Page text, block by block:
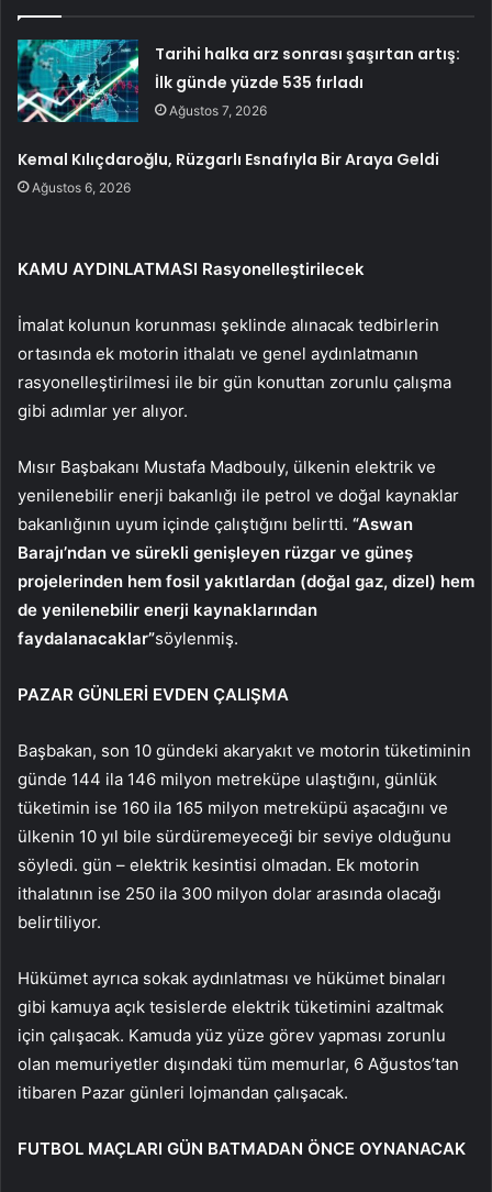
Tarihi halka arz sonrası şaşırtan artış:
İlk günde yüzde 535 fırladı
Ağustos 7, 2026
Kemal Kılıçdaroğlu, Rüzgarlı Esnafıyla Bir Araya Geldi
Ağustos 6, 2026
KAMU AYDINLATMASI Rasyonelleştirilecek
İmalat kolunun korunması şeklinde alınacak tedbirlerin
ortasında ek motorin ithalatı ve genel aydınlatmanın
rasyonelleştirilmesi ile bir gün konuttan zorunlu çalışma
gibi adımlar yer alıyor.
Mısır Başbakanı Mustafa Madbouly, ülkenin elektrik ve
yenilenebilir enerji bakanlığı ile petrol ve doğal kaynaklar
bakanlığının uyum içinde çalıştığını belirtti. “Aswan
Barajı’ndan ve sürekli genişleyen rüzgar ve güneş
projelerinden hem fosil yakıtlardan (doğal gaz, dizel) hem
de yenilenebilir enerji kaynaklarından
faydalanacaklar”söylenmiş.
PAZAR GÜNLERİ EVDEN ÇALIŞMA
Başbakan, son 10 gündeki akaryakıt ve motorin tüketiminin
günde 144 ila 146 milyon metreküpe ulaştığını, günlük
tüketimin ise 160 ila 165 milyon metreküpü aşacağını ve
ülkenin 10 yıl bile sürdüremeyeceği bir seviye olduğunu
söyledi. gün – elektrik kesintisi olmadan. Ek motorin
ithalatının ise 250 ila 300 milyon dolar arasında olacağı
belirtiliyor.
Hükümet ayrıca sokak aydınlatması ve hükümet binaları
gibi kamuya açık tesislerde elektrik tüketimini azaltmak
için çalışacak. Kamuda yüz yüze görev yapması zorunlu
olan memuriyetler dışındaki tüm memurlar, 6 Ağustos’tan
itibaren Pazar günleri lojmandan çalışacak.
FUTBOL MAÇLARI GÜN BATMADAN ÖNCE OYNANACAK